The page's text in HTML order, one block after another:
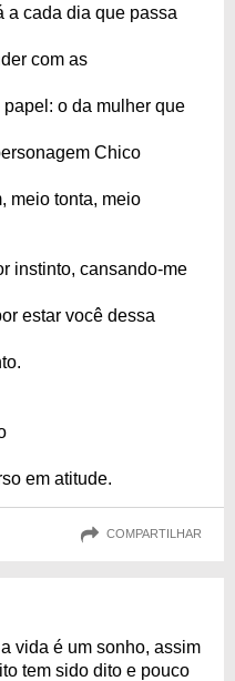
a cada dia que passa
com as
o da mulher que
Chico
meio tonta, meio
instinto, cansando-me
estar você dessa
em atitude.
COMPARTILHAR
vida é um sonho, assim
tem sido dito e pouco